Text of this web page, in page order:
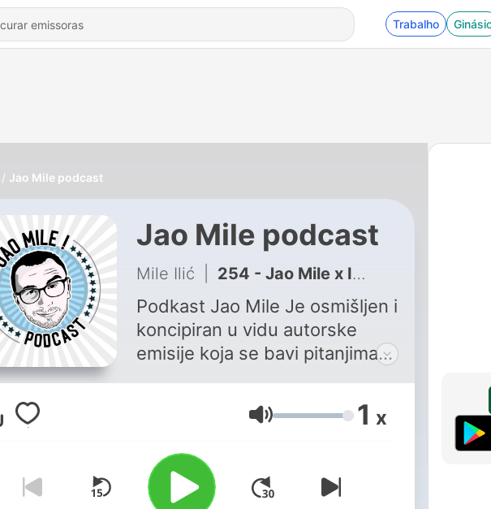
Trabalho
Jao Mile podcast
Jao Mile podcast
Mile Ilić 254 - Jao Mile x Ivan Miljković: Karijera i Finansije!
Podkast Jao Mile Je osmišljen i
koncipiran u vidu autorske
emisije koja se bavi pitanjima
karijere iz ugla afirmisanih
košarkaša, trenera, sportskih
početke, uzore, prvu opremu,
impresije, zatim izazove
Volume 1 x